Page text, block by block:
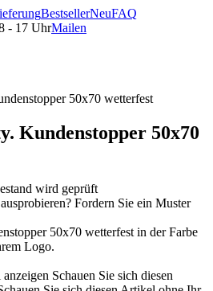
BestsellerNeuFAQ
- 17 UhrMailen
50x70 wetterfest
Kundenstopper 50x70
wird geprüft
Fordern Sie ein Muster
Schauen Sie sich diesen